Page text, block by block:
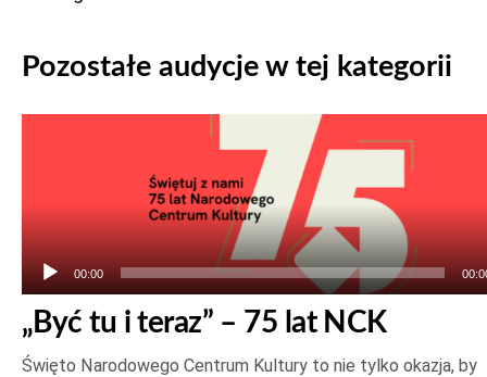
Pozostałe audycje w tej kategorii
00:00
„Być tu i teraz” – 75 lat NCK
Święto Narodowego Centrum Kultury to nie tylko okazja, by